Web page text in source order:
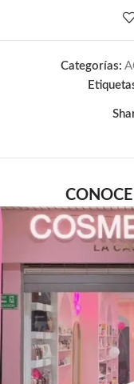
Categorías: